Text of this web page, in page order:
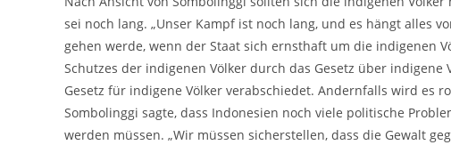
sei noch lang. „Unser Kampf ist noch lang, und es hängt alles
gehen werde, wenn der Staat sich ernsthaft um die indigenen
Schutzes der indigenen Völker durch das Gesetz über indigene
Gesetz für indigene Völker verabschiedet. Andernfalls wird es
Sombolinggi sagte, dass Indonesien noch viele politische
werden müssen. „Wir müssen sicherstellen, dass die Gewalt